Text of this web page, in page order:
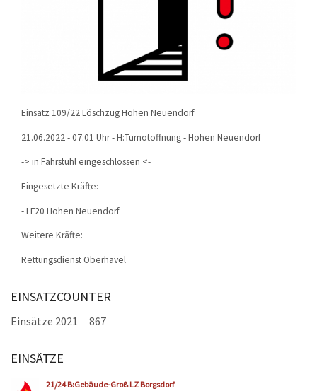
Einsatz 109/22 Löschzug Hohen Neuendorf
21.06.2022 - 07:01 Uhr - H:Türnotöffnung - Hohen Neuendorf
-> in Fahrstuhl eingeschlossen <-
Eingesetzte Kräfte:
- LF20 Hohen Neuendorf
Weitere Kräfte:
Rettungsdienst Oberhavel
EINSATZCOUNTER
Einsätze 2021 867
EINSÄTZE
21/24 B:Gebäude-Groß LZ Borgsdorf
Seiten